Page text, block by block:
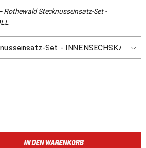
Rothewald Stecknusseinsatz-Set -
IN DEN WARENKORB